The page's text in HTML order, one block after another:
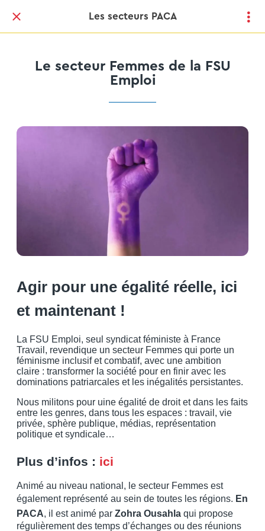
Les secteurs PACA
Le secteur Femmes de la FSU
Emploi
Agir pour une égalité réelle, ici
et maintenant !
La FSU Emploi, seul syndicat féministe à France
Travail, revendique un secteur Femmes qui porte un
féminisme inclusif et combatif, avec une ambition
claire : transformer la société pour en finir avec les
dominations patriarcales et les inégalités persistantes.
Nous militons pour uine égalité de droit et dans les faits
entre les genres, dans tous les espaces : travail, vie
privée, sphère publique, médias, représentation
politique et syndicale…
Plus d’infos : ici
Animé au niveau national, le secteur Femmes est
également représenté au sein de toutes les régions. En
PACA, il est animé par Zohra Ousahla qui propose
régulièrement des temps d’échanges ou des réunions